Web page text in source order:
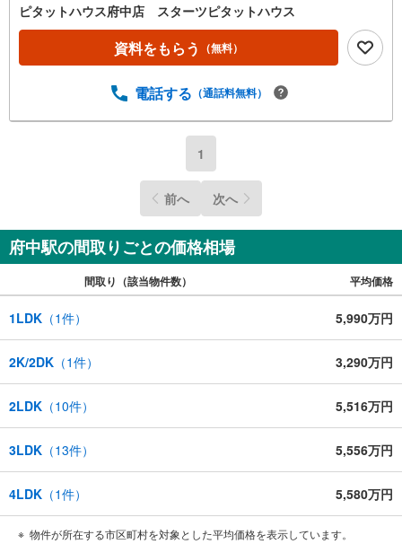
ピタットハウス府中店 スターツピタットハウス
資料をもらう （無料）
電話する （通話料無料）
1
前へ 次へ
府中駅の間取りごとの価格相場
間取り（該当物件数） 平均価格
1LDK （1件） 5,990万円
2K/2DK （1件） 3,290万円
2LDK （10件） 5,516万円
3LDK （13件） 5,556万円
4LDK （1件） 5,580万円
物件が所在する市区町村を対象とした平均価格を表示しています。